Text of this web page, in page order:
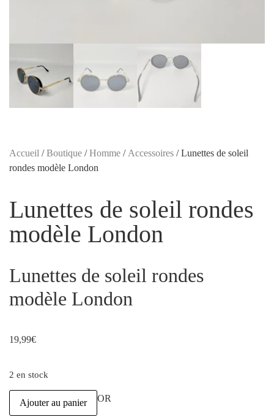
Accueil /Boutique /Homme / Accessoires / Lunettes de soleil
rondes modèle London
Lunettes de soleil rondes
modèle London
Lunettes de soleil rondes
modèle London
19,99€
2 en stock
Ajouter au panier OR